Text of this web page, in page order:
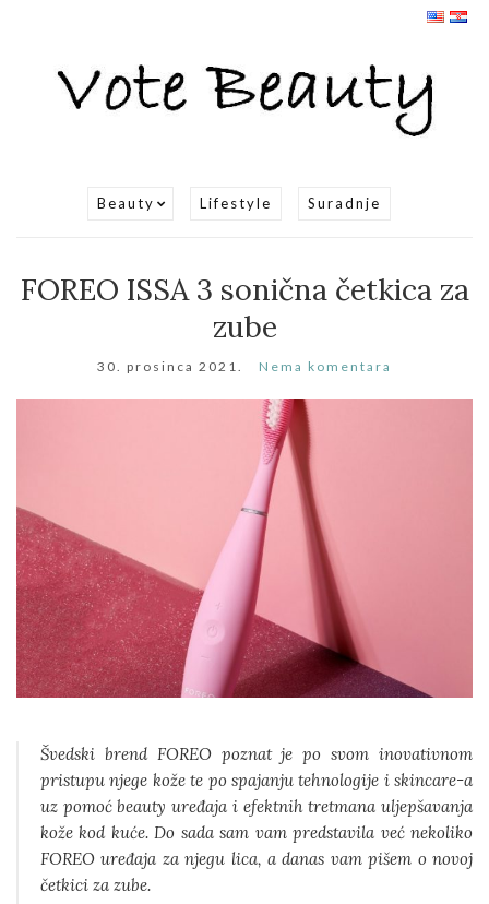
Beauty Lifestyle Suradnje
FOREO ISSA 3 sonična četkica za
zube
30. prosinca 2021. Nema komentara
Švedski brend FOREO poznat je po svom inovativnom
pristupu njege kože te po spajanju tehnologije i skincare-a
uz pomoć beauty uređaja i efektnih tretmana uljepšavanja
kože kod kuće. Do sada sam vam predstavila već nekoliko
FOREO uređaja za njegu lica, a danas vam pišem o novoj
četkici za zube.